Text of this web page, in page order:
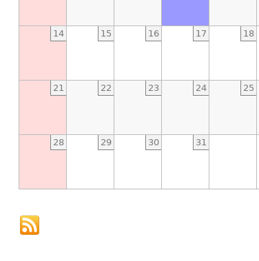
14 15 16 17 18
21 22 23 24 25
28 29 30 31